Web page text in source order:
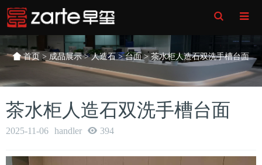
Toggle
Search
首页 > 成品展示>人造石 >台面> 茶水柜人造石双洗手槽台面
茶水柜人造石双洗手槽台面
2025-11-06 handler 394